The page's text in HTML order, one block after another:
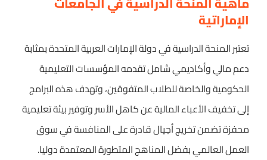
الإماراتية
تعتبر المنحة الدراسية في دولة الإمارات العربية المتحدة بمثابة
دعم مالي وأكاديمي شامل تقدمه المؤسسات التعليمية
الحكومية والخاصة للطلاب المتفوقين، وتهدف هذه البرامج
إلى تخفيف الأعباء المالية عن كاهل الأسر وتوفير بيئة تعليمية
محفزة تضمن تخريج أجيال قادرة على المنافسة في سوق
العمل العالمي بفضل المناهج المتطورة المعتمدة دوليا.